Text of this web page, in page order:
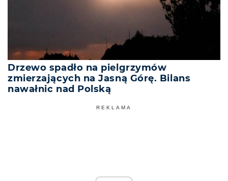
Drzewo spadło na pielgrzymów
zmierzających na Jasną Górę. Bilans
nawałnic nad Polską
REKLAMA